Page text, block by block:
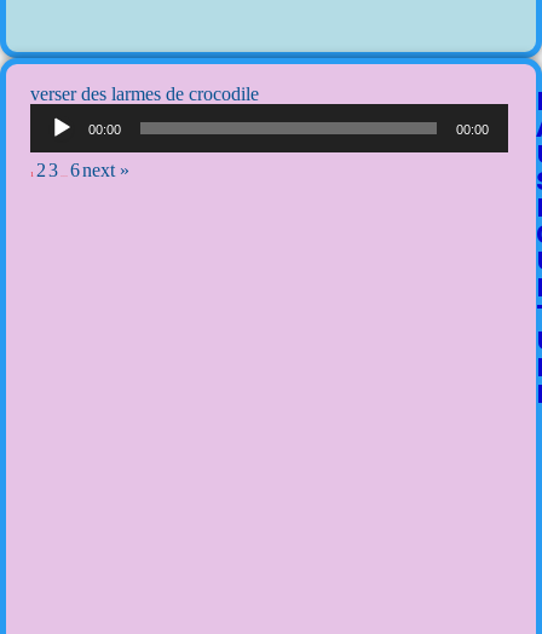
verser des larmes de crocodile
00:00 00:00
1 23 6next »